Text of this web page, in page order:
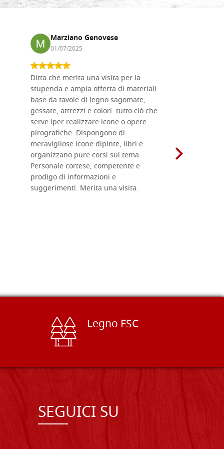
Marziano Genovese
01/07/2025
Ditta che merita una visita per la
stupenda e ampia offerta di materiali
base da tavole di legno sagomate,
gessate, attrezzi e colori: tutto ciò che
serve iper realizzare icone o opere
pirografiche. Dispongono di
meravigliose icone dipinte, libri e
organizzano pure corsi sul tema.
Personale cortese, competente e
prodigo di informazioni e
suggerimenti. Merita una visita.
Legno FSC
SEGUICI SU